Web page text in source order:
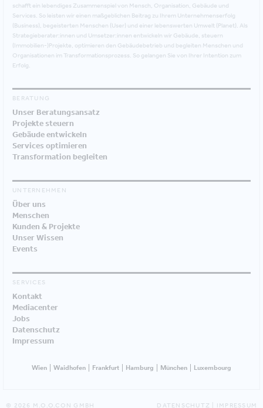
schafft ein lebendiges Zusammenspiel von Mensch, Organisation, Gebäude und
Services. So leisten wir einen maßgeblichen Beitrag zu Ihrem Unternehmenserfolg
(Business), begeisterten Menschen (User) und einer lebenswerten Umwelt (Planet). Als
Strategieberater:innen und Umsetzer:innen entwickeln wir Gebäude, steuern
(Immobilien-)Projekte, optimieren den Gebäudebetrieb und begleiten Menschen und
Organisationen im Transformationsprozess. So gelangen Sie von Ihrer Intention zum
Erfolg.
BERATUNG
Unser Beratungsansatz
Projekte steuern
Gebäude entwickeln
Services optimieren
Transformation begleiten
UNTERNEHMEN
Über uns
Menschen
Kunden & Projekte
Unser Wissen
Events
SERVICES
Kontakt
Mediacenter
Jobs
Datenschutz
Impressum
Wien Waidhofen Frankfurt Hamburg München Luxembourg
© 2026 M.O.O.CON GMBH DATENSCHUTZ IMPRESSUM